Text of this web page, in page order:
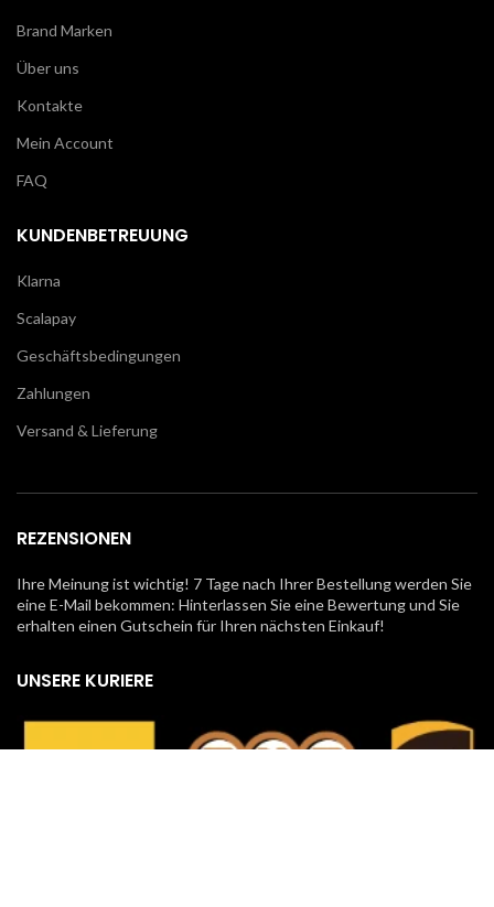
Brand Marken
Über uns
Kontakte
Mein Account
FAQ
KUNDENBETREUUNG
Klarna
Scalapay
Geschäftsbedingungen
Zahlungen
Versand & Lieferung
REZENSIONEN
Ihre Meinung ist wichtig! 7 Tage nach Ihrer Bestellung werden Sie
eine E-Mail bekommen: Hinterlassen Sie eine Bewertung und Sie
erhalten einen Gutschein für Ihren nächsten Einkauf!
UNSERE KURIERE